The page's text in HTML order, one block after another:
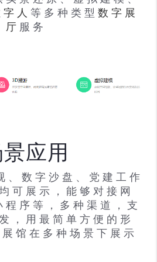
人 等多种类型 数字展
厅 服务
应用
、数字沙盘、党建工作
可展示，能够对接网
程序等，多种渠道，支
，用最简单方便的形
馆在多种场景下展示